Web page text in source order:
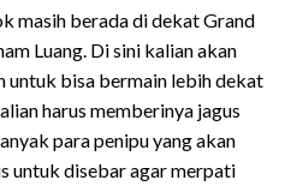
masih berada di dekat Grand
Luang. Di sini kalian akan
untuk bisa bermain lebih dekat
harus memberinya jagus
para penipu yang akan
untuk disebar agar merpati